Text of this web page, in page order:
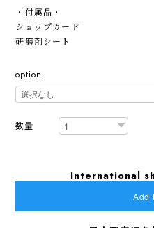
・付属品・
ショップカード
研磨剤シート
option
数量
International
Add